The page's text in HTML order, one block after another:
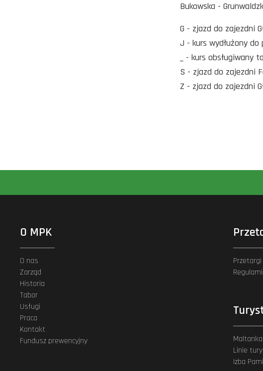
Bukowska -
G - zjazd do zajezdni
J - kurs wydłużony
_ - kurs
S - zjazd do zajezdni
Z - zjazd do zajezdni
O MPK
O nas
Zarząd
Historia
Tabor
Usługi
Praca
Kontakt
Fundusz prewencyjny
Przetargi
Maltanka
Linie
Izba